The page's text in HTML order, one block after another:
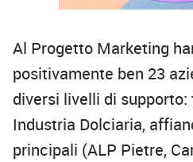
Al Progetto Marketing
positivamente ben 23
diversi livelli di supporto:
Industria Dolciaria,
principali (ALP Pietre,